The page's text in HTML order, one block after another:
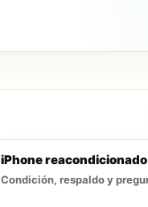
iPhone
Condición, respaldo y